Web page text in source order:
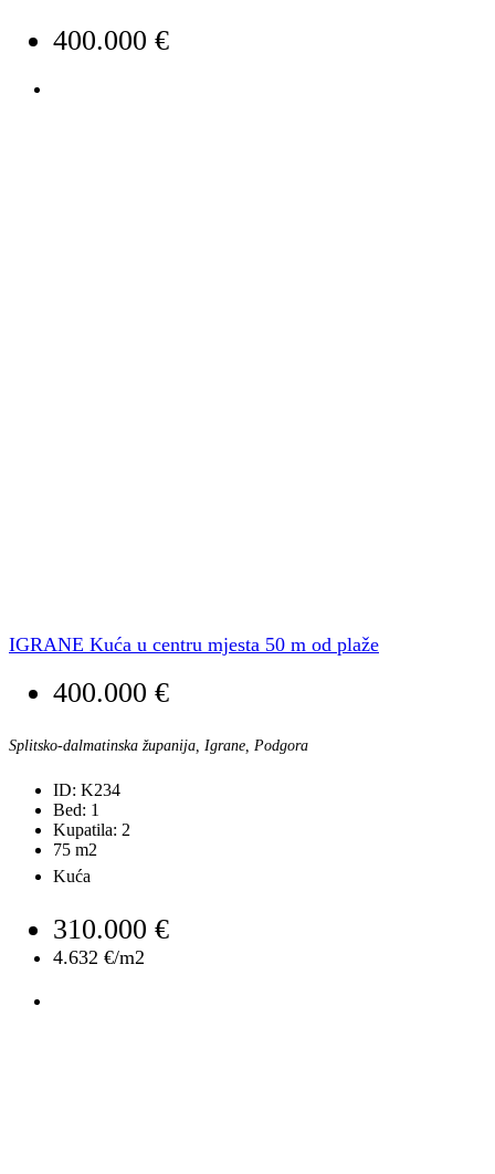
400.000 €
IGRANE Kuća u centru mjesta 50 m od plaže
400.000 €
Splitsko-dalmatinska županija, Igrane, Podgora
ID: K234
Bed: 1
Kupatila: 2
75 m2
Kuća
310.000 €
4.632 €/m2